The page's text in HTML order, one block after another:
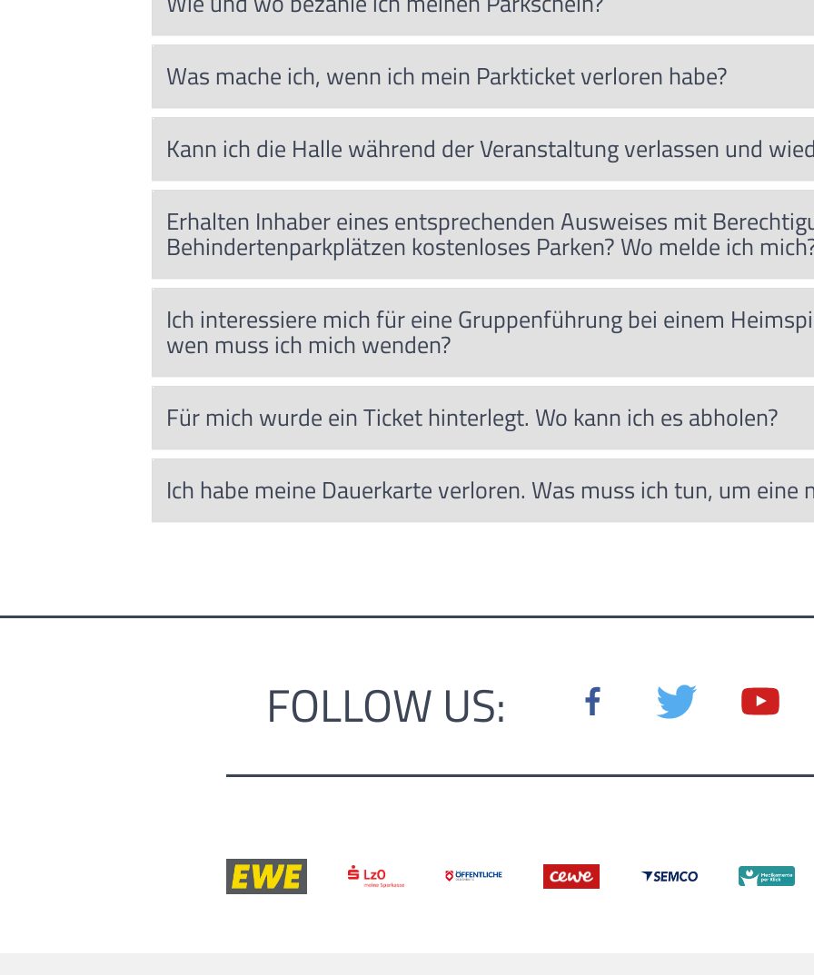
Was mache ich, wenn ich mein Parkticket verloren habe?
Kann ich die Halle während der Veranstaltung verlassen und
Erhalten Inhaber eines entsprechenden Ausweises mit
Behindertenparkplätzen kostenloses Parken? Wo melde ich
Ich interessiere mich für eine Gruppenführung bei einem
wen muss ich mich wenden?
Für mich wurde ein Ticket hinterlegt. Wo kann ich es abholen?
Ich habe meine Dauerkarte verloren. Was muss ich tun, um eine
FOLLOW US: